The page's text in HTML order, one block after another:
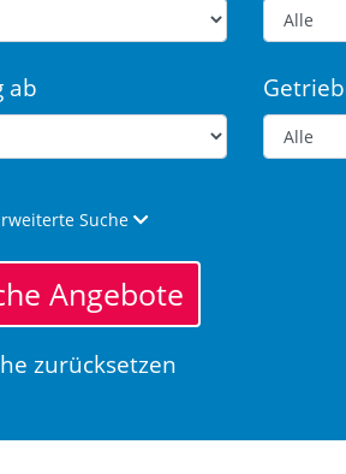
ab
Suche
Angebote
zurücksetzen